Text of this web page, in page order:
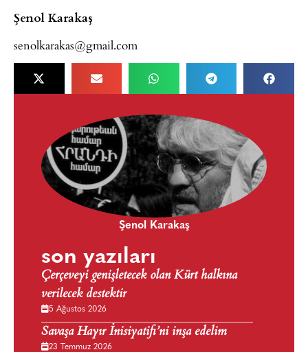
Şenol Karakaş
senolkarakas@gmail.com
Şenol Karakaş
son yazıları
Çerçeveyi genişletecek olan Kürt halkına
verilecek destektir
5 Ağustos 2026
Savaşa Hayır İnisiyatifi’ni inşa edelim
23 Temmuz 2026